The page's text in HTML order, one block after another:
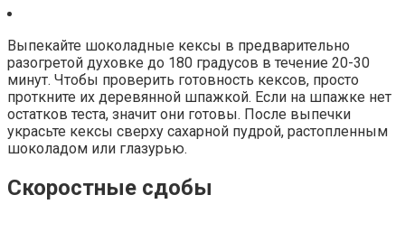
Выпекайте шоколадные кексы в предварительно
разогретой духовке до 180 градусов в течение 20-30
минут. Чтобы проверить готовность кексов, просто
проткните их деревянной шпажкой. Если на шпажке нет
остатков теста, значит они готовы. После выпечки
украсьте кексы сверху сахарной пудрой, растопленным
шоколадом или глазурью.
Скоростные сдобы